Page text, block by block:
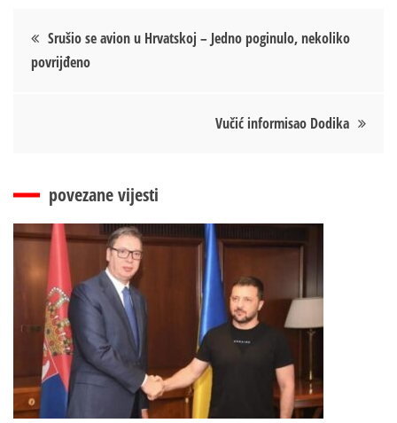
Кретање
чланка
Srušio se avion u Hrvatskoj – Jedno poginulo, nekoliko
povrijđeno
Vučić informisao Dodika
povezane vijesti